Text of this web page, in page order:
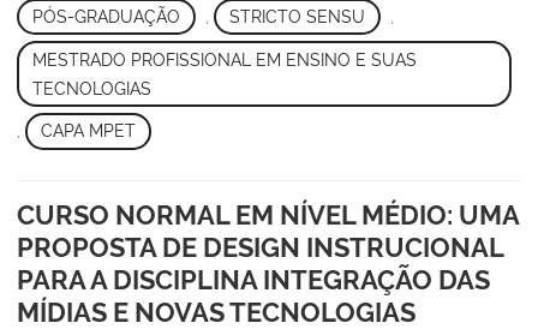
PÓS-GRADUAÇÃO STRICTO SENSU
MESTRADO PROFISSIONAL EM ENSINO E SUAS
TECNOLOGIAS
, CAPA MPET
CURSO NORMAL EM NÍVEL MÉDIO: UMA
PROPOSTA DE DESIGN INSTRUCIONAL
PARA A DISCIPLINA INTEGRAÇÃO DAS
MÍDIAS E NOVAS TECNOLOGIAS